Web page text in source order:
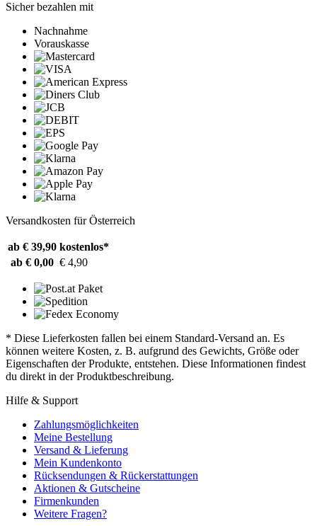
Sicher bezahlen mit
Nachnahme
Vorauskasse
Versandkosten für Österreich
ab € 39,90 kostenlos*
ab € 0,00 € 4,90
* Diese Lieferkosten fallen bei einem Standard-Versand an. Es
können weitere Kosten, z. B. aufgrund des Gewichts, Größe oder
Eigenschaften der Produkte, entstehen. Diese Informationen findest
du direkt in der Produktbeschreibung.
Hilfe & Support
Zahlungsmöglichkeiten
Meine Bestellung
Versand & Lieferung
Mein Kundenkonto
Rücksendungen & Rückerstattungen
Aktionen & Gutscheine
Firmenkunden
Weitere Fragen?